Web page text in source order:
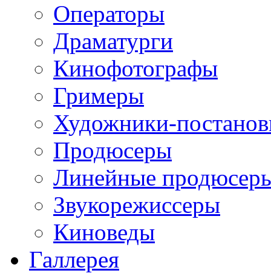
Операторы
Драматурги
Кинофотографы
Гримеры
Художники-
Продюсеры
Линейные
Звукорежиссеры
Киноведы
Галлерея